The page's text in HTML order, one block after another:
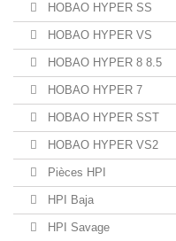
HOBAO HYPER SS
HOBAO HYPER VS
HOBAO HYPER 8 8.5
HOBAO HYPER 7
HOBAO HYPER SST
HOBAO HYPER VS2
Pièces HPI
HPI Baja
HPI Savage